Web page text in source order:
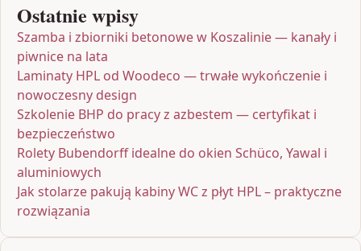
Ostatnie wpisy
Szamba i zbiorniki betonowe w Koszalinie — kanały i
piwnice na lata
Laminaty HPL od Woodeco — trwałe wykończenie i
nowoczesny design
Szkolenie BHP do pracy z azbestem — certyfikat i
bezpieczeństwo
Rolety Bubendorff idealne do okien Schüco, Yawal i
aluminiowych
Jak stolarze pakują kabiny WC z płyt HPL – praktyczne
rozwiązania